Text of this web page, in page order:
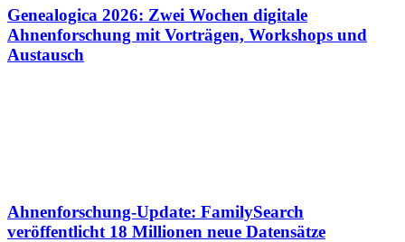
Genealogica 2026: Zwei Wochen digitale
Ahnenforschung mit Vorträgen, Workshops und
Austausch
Ahnenforschung-Update: FamilySearch
veröffentlicht 18 Millionen neue Datensätze